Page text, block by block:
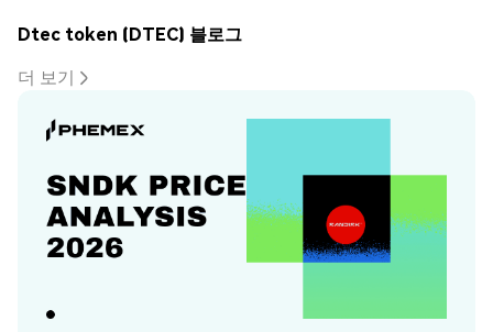
Dtec token (DTEC) 블로그
더 보기